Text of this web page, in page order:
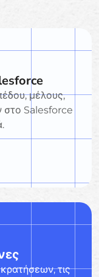
μέλους,
στο Salesforce
τις